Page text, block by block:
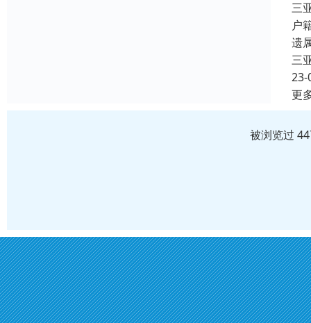
三
户
遗
三
23-
更
被浏览过